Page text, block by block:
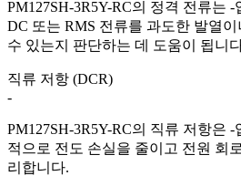
PM127SH-3R5Y-RC의 정격 전류는
DC 또는 RMS 전류를 과도한 발열
수 있는지 판단하는 데 도움이 됩니
직류 저항 (DCR)
-
PM127SH-3R5Y-RC의 직류 저항은
적으로 전도 손실을 줄이고 전원 회
리합니다.